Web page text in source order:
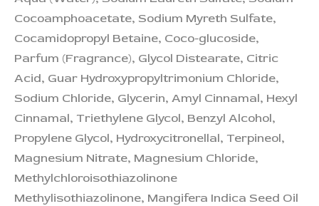
Cocoamphoacetate, Sodium Myreth Sulfate,
Cocamidopropyl Betaine, Coco-glucoside,
Parfum (Fragrance), Glycol Distearate, Citric
Acid, Guar Hydroxypropyltrimonium Chloride,
Sodium Chloride, Glycerin, Amyl Cinnamal, Hexyl
Cinnamal, Triethylene Glycol, Benzyl Alcohol,
Propylene Glycol, Hydroxycitronellal, Terpineol,
Magnesium Nitrate, Magnesium Chloride,
Methylchloroisothiazolinone
Methylisothiazolinone, Mangifera Indica Seed Oil